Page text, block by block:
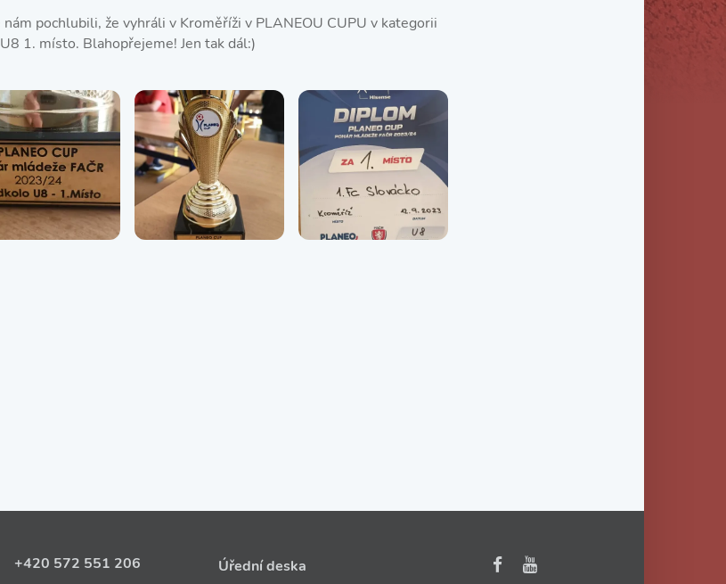
nám pochlubili, že vyhráli v Kroměříži v PLANEOU CUPU v kategorii
U8 1. místo. Blahopřejeme! Jen tak dál:)
+420 572 551 206
Úřední deska